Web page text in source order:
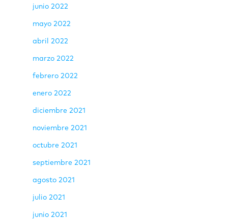
junio 2022
mayo 2022
abril 2022
marzo 2022
febrero 2022
enero 2022
diciembre 2021
noviembre 2021
octubre 2021
septiembre 2021
agosto 2021
julio 2021
junio 2021